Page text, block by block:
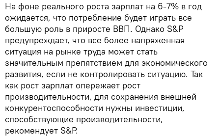
На фоне реального роста зарплат на 6-7% в год
ожидается, что потребление будет играть все
большую роль в приросте ВВП. Однако S&P
предупреждает, что все более напряженная
ситуация на рынке труда может стать
значительным препятствием для экономического
развития, если не контролировать ситуацию. Так
как рост зарплат опережает рост
производительности, для сохранения внешней
конкурентоспособности нужны инвестиции,
способствующие производительности,
рекомендует S&P.